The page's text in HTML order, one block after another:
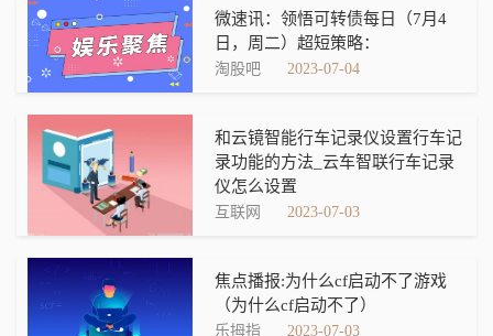
微速讯：领悟可转债每日（7月4
日，周二）超短策略：
淘股吧 2023-07-04
和云镜智能行车记录仪设置行车记
录功能的方法_云车智联行车记录
仪怎么设置
互联网 2023-07-03
焦点播报:为什么cf启动不了游戏
（为什么cf启动不了）
乐拇指 2023-07-03